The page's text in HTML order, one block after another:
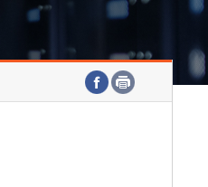
주요업무연락처